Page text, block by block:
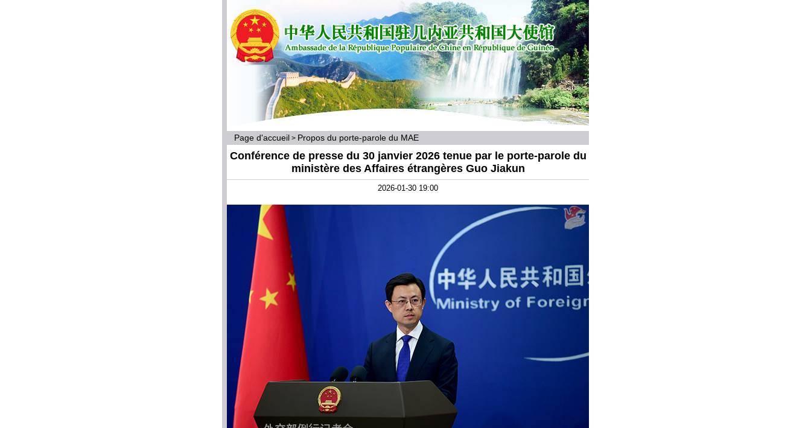
Page d'accueil > Propos du porte-parole du MAE
Conférence de presse du 30 janvier 2026 tenue par le porte-parole du
ministère des Affaires étrangères Guo Jiakun
2026-01-30 19:00